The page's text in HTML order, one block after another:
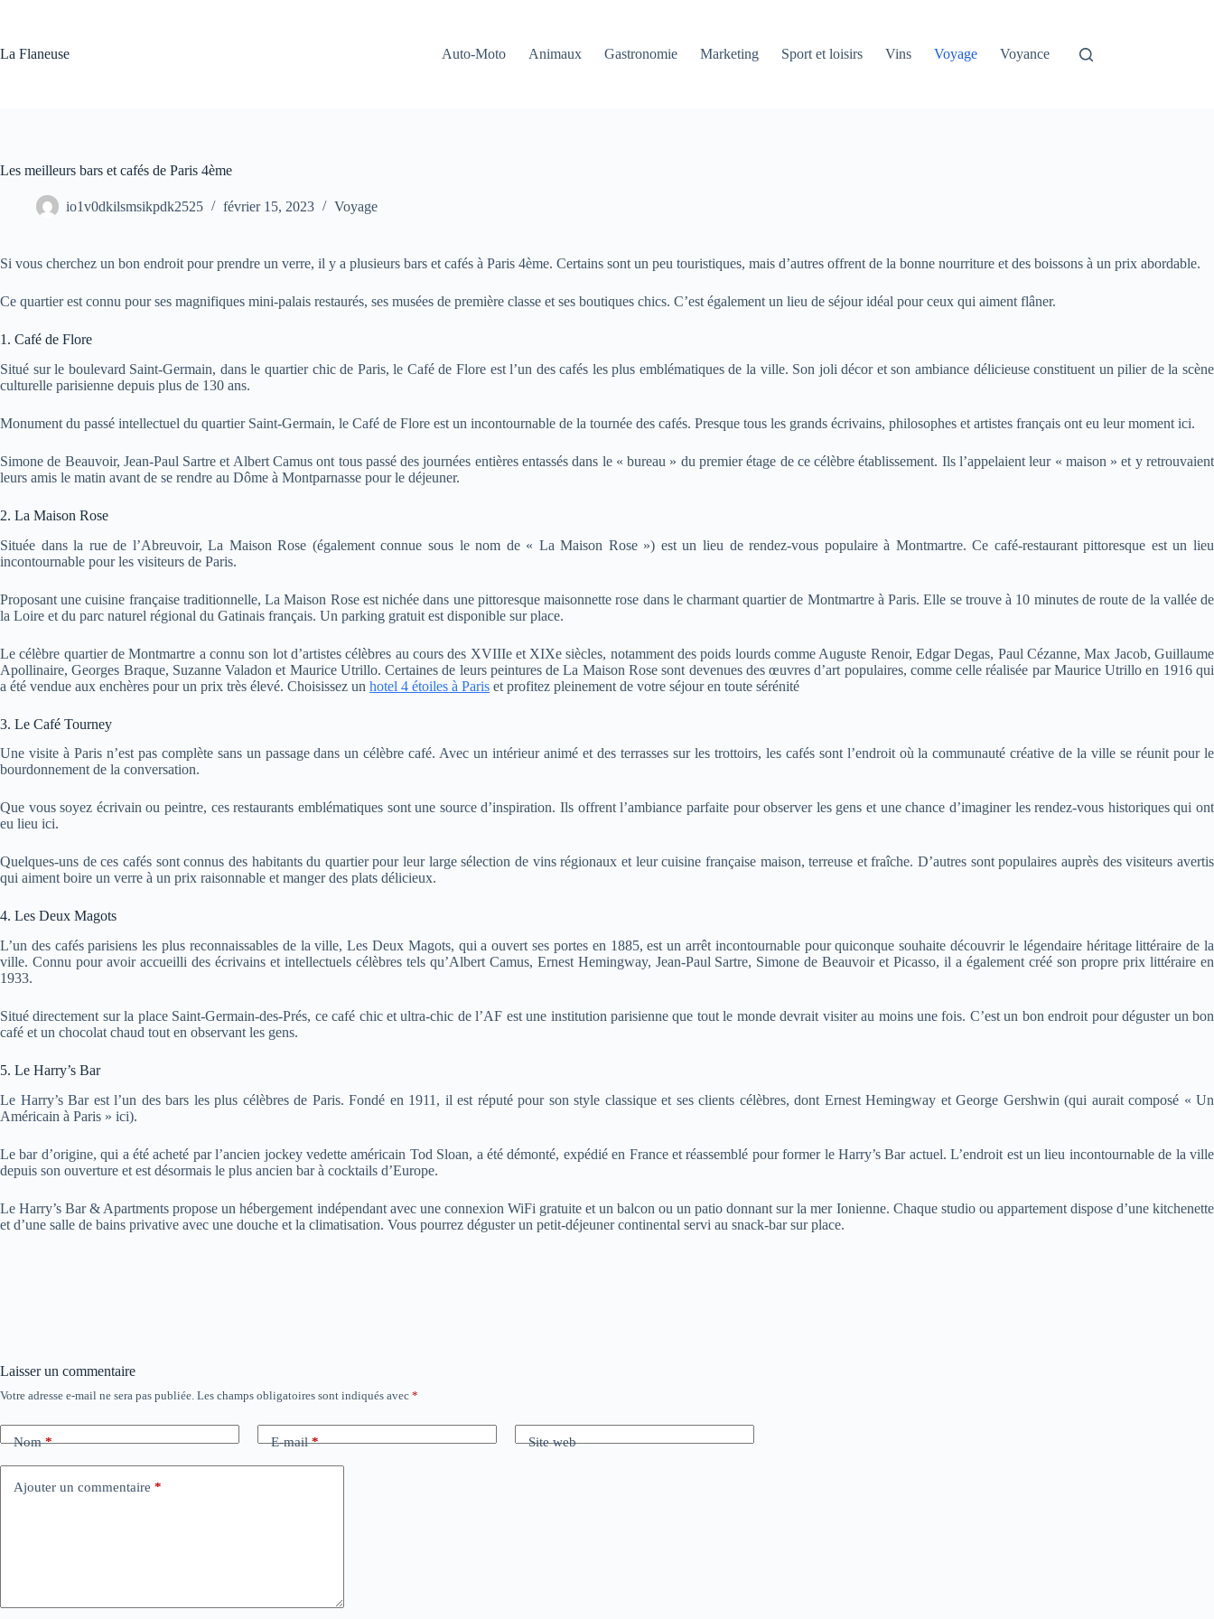
La Flaneuse
Auto-Moto Animaux Gastronomie Marketing Sport et loisirs Vins Voyage Voyance
Les meilleurs bars et cafés de Paris 4ème
io1v0dkilsmsikpdk2525 février 15, 2023 Voyage
Si vous cherchez un bon endroit pour prendre un verre, il y a plusieurs bars et cafés à Paris 4ème. Certains sont un peu touristiques, mais d’autres offrent de la bonne nourriture et des boissons à un prix abordable.
Ce quartier est connu pour ses magnifiques mini-palais restaurés, ses musées de première classe et ses boutiques chics. C’est également un lieu de séjour idéal pour ceux qui aiment flâner.
1. Café de Flore
Situé sur le boulevard Saint-Germain, dans le quartier chic de Paris, le Café de Flore est l’un des cafés les plus emblématiques de la ville. Son joli décor et son ambiance délicieuse constituent un pilier de la scène
culturelle parisienne depuis plus de 130 ans.
Monument du passé intellectuel du quartier Saint-Germain, le Café de Flore est un incontournable de la tournée des cafés. Presque tous les grands écrivains, philosophes et artistes français ont eu leur moment ici.
Simone de Beauvoir, Jean-Paul Sartre et Albert Camus ont tous passé des journées entières entassés dans le « bureau » du premier étage de ce célèbre établissement. Ils l’appelaient leur « maison » et y retrouvaient
leurs amis le matin avant de se rendre au Dôme à Montparnasse pour le déjeuner.
2. La Maison Rose
Située dans la rue de l’Abreuvoir, La Maison Rose (également connue sous le nom de « La Maison Rose ») est un lieu de rendez-vous populaire à Montmartre. Ce café-restaurant pittoresque est un lieu
incontournable pour les visiteurs de Paris.
Proposant une cuisine française traditionnelle, La Maison Rose est nichée dans une pittoresque maisonnette rose dans le charmant quartier de Montmartre à Paris. Elle se trouve à 10 minutes de route de la vallée de
la Loire et du parc naturel régional du Gatinais français. Un parking gratuit est disponible sur place.
Le célèbre quartier de Montmartre a connu son lot d’artistes célèbres au cours des XVIIIe et XIXe siècles, notamment des poids lourds comme Auguste Renoir, Edgar Degas, Paul Cézanne, Max Jacob, Guillaume
Apollinaire, Georges Braque, Suzanne Valadon et Maurice Utrillo. Certaines de leurs peintures de La Maison Rose sont devenues des œuvres d’art populaires, comme celle réalisée par Maurice Utrillo en 1916 qui
a été vendue aux enchères pour un prix très élevé. Choisissez un hotel 4 étoiles à Paris et profitez pleinement de votre séjour en toute sérénité
3. Le Café Tourney
Une visite à Paris n’est pas complète sans un passage dans un célèbre café. Avec un intérieur animé et des terrasses sur les trottoirs, les cafés sont l’endroit où la communauté créative de la ville se réunit pour le
bourdonnement de la conversation.
Que vous soyez écrivain ou peintre, ces restaurants emblématiques sont une source d’inspiration. Ils offrent l’ambiance parfaite pour observer les gens et une chance d’imaginer les rendez-vous historiques qui ont
eu lieu ici.
Quelques-uns de ces cafés sont connus des habitants du quartier pour leur large sélection de vins régionaux et leur cuisine française maison, terreuse et fraîche. D’autres sont populaires auprès des visiteurs avertis
qui aiment boire un verre à un prix raisonnable et manger des plats délicieux.
4. Les Deux Magots
L’un des cafés parisiens les plus reconnaissables de la ville, Les Deux Magots, qui a ouvert ses portes en 1885, est un arrêt incontournable pour quiconque souhaite découvrir le légendaire héritage littéraire de la
ville. Connu pour avoir accueilli des écrivains et intellectuels célèbres tels qu’Albert Camus, Ernest Hemingway, Jean-Paul Sartre, Simone de Beauvoir et Picasso, il a également créé son propre prix littéraire en
1933.
Situé directement sur la place Saint-Germain-des-Prés, ce café chic et ultra-chic de l’AF est une institution parisienne que tout le monde devrait visiter au moins une fois. C’est un bon endroit pour déguster un bon
café et un chocolat chaud tout en observant les gens.
5. Le Harry’s Bar
Le Harry’s Bar est l’un des bars les plus célèbres de Paris. Fondé en 1911, il est réputé pour son style classique et ses clients célèbres, dont Ernest Hemingway et George Gershwin (qui aurait composé « Un
Américain à Paris » ici).
Le bar d’origine, qui a été acheté par l’ancien jockey vedette américain Tod Sloan, a été démonté, expédié en France et réassemblé pour former le Harry’s Bar actuel. L’endroit est un lieu incontournable de la ville
depuis son ouverture et est désormais le plus ancien bar à cocktails d’Europe.
Le Harry’s Bar & Apartments propose un hébergement indépendant avec une connexion WiFi gratuite et un balcon ou un patio donnant sur la mer Ionienne. Chaque studio ou appartement dispose d’une kitchenette
et d’une salle de bains privative avec une douche et la climatisation. Vous pourrez déguster un petit-déjeuner continental servi au snack-bar sur place.
Laisser un commentaire
Votre adresse e-mail ne sera pas publiée. Les champs obligatoires sont indiqués avec *
Nom* E-mail* Site web
Ajouter un commentaire *